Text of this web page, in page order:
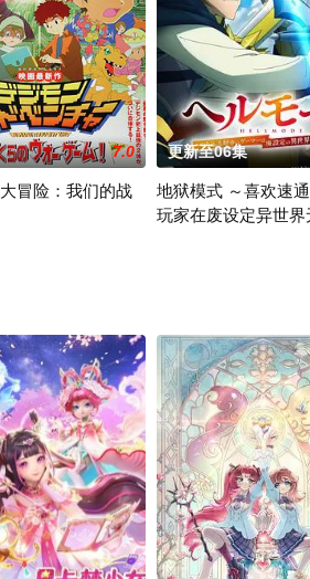
击在星球崩毁、走向灭亡之际，一名外星人
7.0
冒险：我们的战
更新至06集
地狱模式 ～喜欢速
玩家在废设定异世界